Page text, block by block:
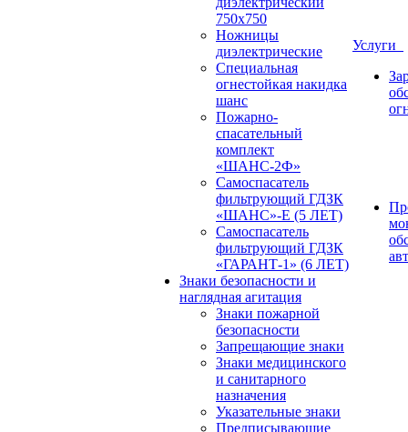
750х750
Ножницы
диэлектрические
Специальная
огнестойкая накидка
шанс
Пожарно-
спасательный
комплект
«ШАНС-2Ф»
Самоспасатель
фильтрующий ГДЗК
«ШАНС»-Е (5 ЛЕТ)
Самоспасатель
фильтрующий ГДЗК
«ГАРАНТ-1» (6 ЛЕТ)
Знаки безопасности и
наглядная агитация
Знаки пожарной
безопасности
Запрещающие знаки
Знаки медицинского
и санитарного
назначения
Указательные знаки
Предписывающие
Услуги